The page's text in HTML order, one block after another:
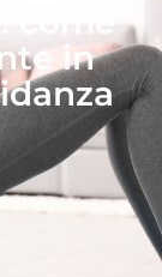
come
in